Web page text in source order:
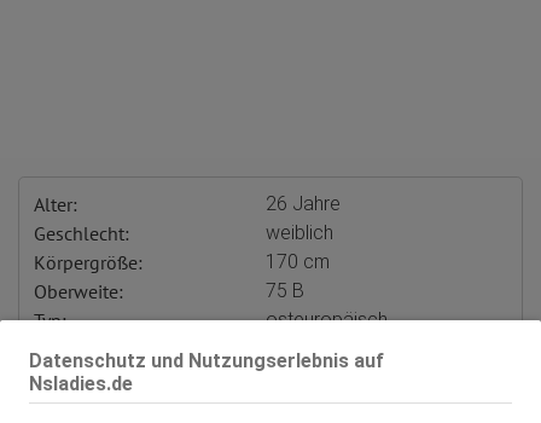
Datenschutz und Nutzungserlebnis auf
Nsladies.de
Alter: 26 Jahre
Geschlecht: weiblich
Körpergröße: 170 cm
Oberweite: 75 B
Typ: osteuropäisch
KF:
Intimbereich:
Haare: schwarz, rückenlang, glatt